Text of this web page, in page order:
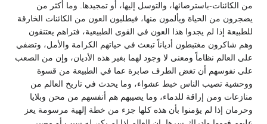
من الكائنات-باسترضائها، والتوسل إليها، أو تمجيدها. وما أكثر من
يضجرون من الحياة ويألمون منها، فيطلبون العون من الكائنات الخارقة
للطبيعة إذا لم يجدوا هذا العون في القوى الطبيعية، فتراهم يعتنقون
وهم شاكرون مغتبطون أدياناً تبعث في حياتهم الكرامة والأمل، وتضفي
على العالم نظاماً ومعنى لا وجود لهما بغير هذه الأديان، وإن من الصعب
على نفوسهم أن تغض الطرف صابرة عما في الطبيعة من قسوة
ووحشية تصيب الناس خبط عشواء، وما يحدث في تاريخ العالم من
منازعات ومن إراقة للدماء، وما يصيبهم هم أنفسهم من محن وبلايا
وحرمان إذا لم يؤمنوا بأن هذه كلها جزء من خطة إلهية مرسومة يعز